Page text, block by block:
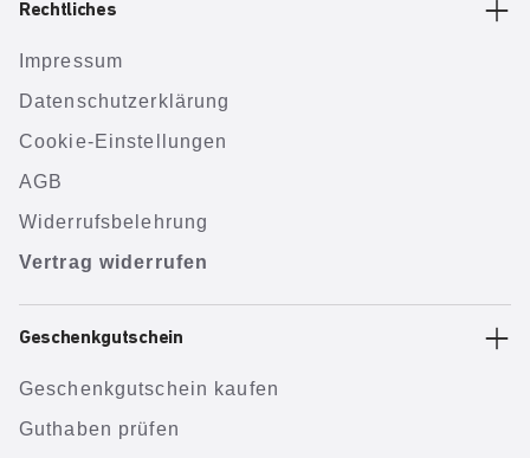
Rechtliches
Impressum
Datenschutzerklärung
Cookie-Einstellungen
AGB
Widerrufsbelehrung
Vertrag widerrufen
Geschenkgutschein
Geschenkgutschein kaufen
Guthaben prüfen